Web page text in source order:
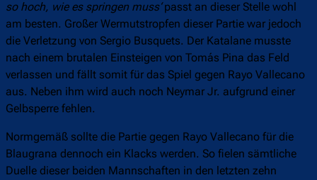
so hoch, wie es springen muss‘ passt an dieser Stelle wohl
am besten. Großer Wermutstropfen dieser Partie war jedoch
die Verletzung von Sergio Busquets. Der Katalane musste
nach einem brutalen Einsteigen von Tomás Pina das Feld
verlassen und fällt somit für das Spiel gegen Rayo Vallecano
aus. Neben ihm wird auch noch Neymar Jr. aufgrund einer
Gelbsperre fehlen.
Normgemäß sollte die Partie gegen Rayo Vallecano für die
Blaugrana dennoch ein Klacks werden. So fielen sämtliche
Duelle dieser beiden Mannschaften in den letzten zehn